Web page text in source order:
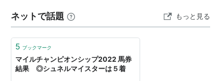
ネットで話題 もっと見る
5 ブックマーク
マイルチャンピオンシップ2022 馬券
結果 ◎シュネルマイスターは５着